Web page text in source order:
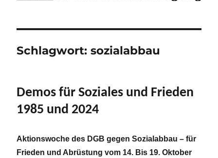
Schlagwort:sozialabbau
Demos für Soziales und Frieden
1985 und 2024
Aktionswoche des DGB gegen Sozialabbau – für
Frieden und Abrüstung vom 14. Bis 19. Oktober